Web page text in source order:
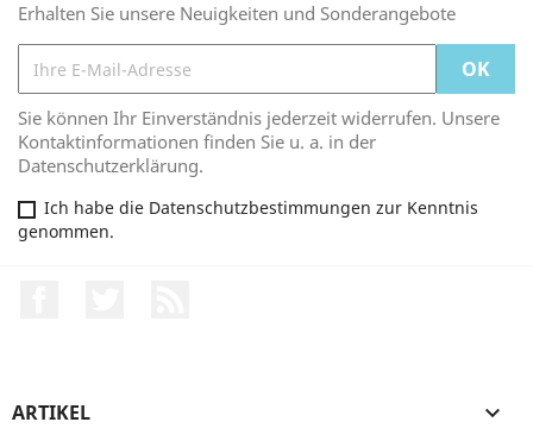
Erhalten Sie unsere Neuigkeiten und Sonderangebote
Sie können Ihr Einverständnis jederzeit widerrufen. Unsere
Kontaktinformationen finden Sie u. a. in der
Datenschutzerklärung.
Ich habe die Datenschutzbestimmungen zur Kenntnis
genommen.
ARTIKEL 